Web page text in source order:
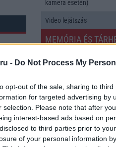
- Do Not Process My
opt-out of the sale, sharing to
for targeted advertising by
selection. Please note that after
interest-based ads based on
to third parties prior to
of your personal information
1
kamera esetén)
Video lejátszás
MEMÓRIA ÉS
Telefonkönyv db
Min. háttértár
Memória bővíthetőség
ADATCSERE